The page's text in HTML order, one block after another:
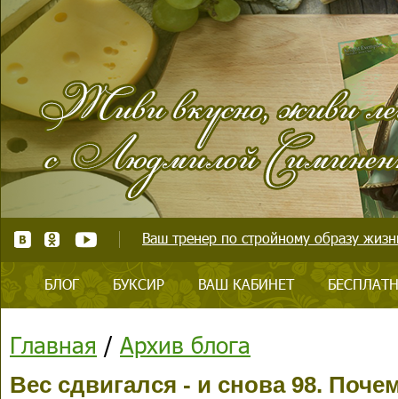
Ваш тренер по стройному образу
БЛОГ БУКСИР ВАШ КАБИНЕТ
Главная / Архив блога
Вес сдвигался - и снова 98.